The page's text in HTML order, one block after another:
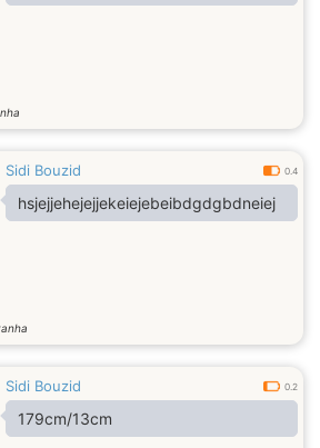
Sidi Bouzid 0.4
hsjejjehejejjekeiejebeibdgdgbdneiej
Sidi Bouzid 0.2
179cm/13cm